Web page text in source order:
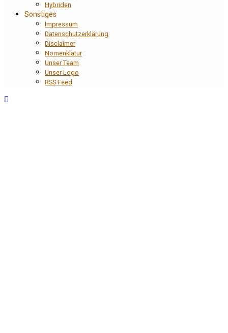
Hybriden
Sonstiges
Impressum
Datenschutzerklärung
Disclaimer
Nomenklatur
Unser Team
Unser Logo
RSS Feed